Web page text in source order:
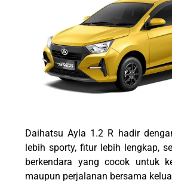
Daihatsu Ayla 1.2 R hadir
lebih sporty, fitur lebih lengkap,
berkendara yang cocok untuk
maupun perjalanan bersama